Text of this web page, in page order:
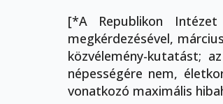
[*A Republikon
megkérdezésével,
közvélemény-kutatást;
népességére nem,
vonatkozó maximális